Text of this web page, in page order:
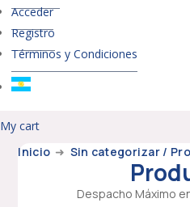
Acceder
Registro
Términos y Condiciones
My cart
Inicio ➜ Sin categorizar /
Despacho Máximo